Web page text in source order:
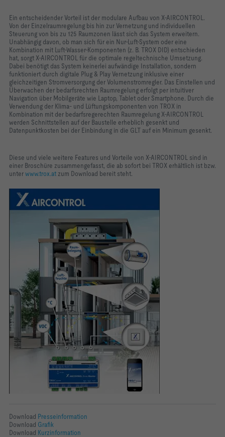
Ein entscheidender Vorteil ist der modulare Aufbau von X-AIRCONTROL.
Von der Einzelraumregelung bis hin zur Vernetzung und individuellen
Steuerung von bis zu 125 Raumzonen lässt sich das System erweitern.
Unabhängig davon, ob man sich für ein Nur-Luft-System oder eine
Kombination mit Luft-Wasser-Komponenten (z. B. TROX DID) entschieden
hat, sorgt X-AIRCONTROL für die optimale regeltechnische Umsetzung.
Dabei benötigt das System keinerlei aufwändige Installation, sondern
funktioniert durch digitale Plug & Play Vernetzung inklusive einer
gleichzeitigen Stromversorgung der Volumenstromregler. Das Einstellen und
Überwachen der bedarfsrechten Raumregelung erfolgt per intuitiver
Navigation über Mobilgeräte wie Laptop, Tablet oder Smartphone. Durch die
Verwendung der Klima- und Lüftungskomponenten von TROX in
Kombination mit der bedarfsregerechten Raumregelung X-AIRCONTROL
werden Schnittstellen auf der Baustelle erheblich gesenkt und
Datenpunktkosten bei der Einbindung in die GLT auf ein Minimum gesenkt.
Diese und viele weitere Features und Vorteile von X-AIRCONTROL sind in
einer Broschüre zusammengefasst, die ab sofort bei TROX erhältlich ist bzw.
unterwww.trox.at zum Download bereit steht.
Download Presseinformation
Download Grafik
Download Kurzinformation